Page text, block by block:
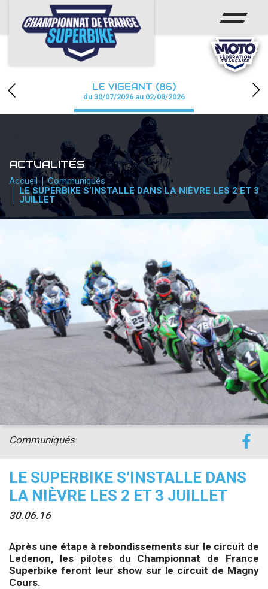
ACCUEIL
CHAMPIONNAT
CALENDRIER
PHOTOS / WEB TV
PARTENAIRES
PRESSE
accéder à la billetterie
LE VIGEANT (86)
du 30/07/2026 au 02/08/2026
ACTUALITÉS
Accueil
Communiqués
LE SUPERBIKE S’INSTALLE DANS LA NIÈVRE LES 2 ET 3
JUILLET
LE SUPERBIKE S’INSTALLE DANS
LA NIÈVRE LES 2 ET 3 JUILLET
30.06.16
Communiqués
Après une étape à rebondissements sur le circuit de
Ledenon, les pilotes du Championnat de France
Superbike feront leur show sur le circuit de Magny
Cours.